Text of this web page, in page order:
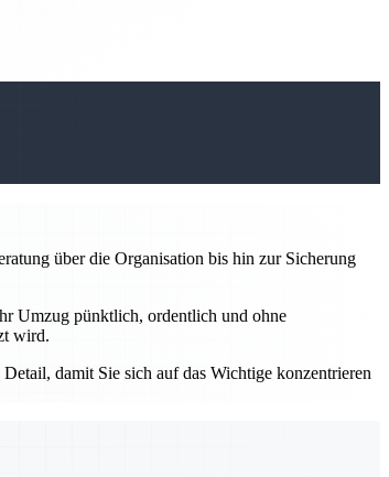
über die Organisation bis hin zur Sicherung
Umzug pünktlich, ordentlich und ohne
wird.
damit Sie sich auf das Wichtige konzentrieren